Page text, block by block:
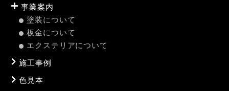
事業案内
塗装について
板金について
エクステリアについて
施工事例
色見本